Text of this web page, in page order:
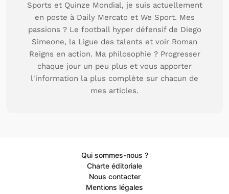
Sports et Quinze Mondial, je suis actuellement
en poste à Daily Mercato et We Sport. Mes
passions ? Le football hyper défensif de Diego
Simeone, la Ligue des talents et voir Roman
Reigns en action. Ma philosophie ? Progresser
chaque jour un peu plus et vous apporter
l'information la plus complète sur chacun de
mes articles.
Qui sommes-nous ?
Charte éditoriale
Nous contacter
Mentions légales